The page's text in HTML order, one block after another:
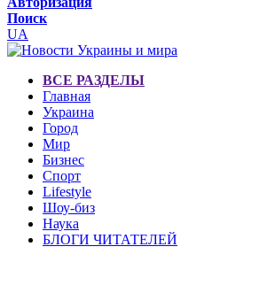
Поиск
UA
ВСЕ РАЗДЕЛЫ
Главная
Украина
Город
Мир
Бизнес
Спорт
Lifestyle
Шоу-биз
Наука
БЛОГИ ЧИТАТЕЛЕЙ